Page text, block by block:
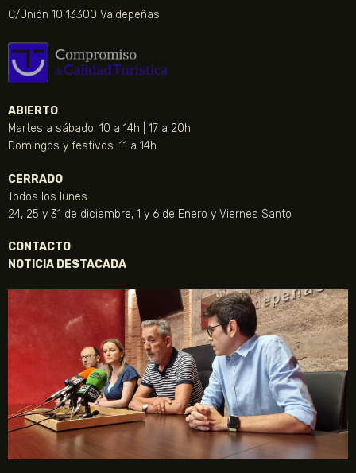
C/Unión 10 13300 Valdepeñas
ABIERTO
Martes a sábado: 10 a 14h | 17 a 20h
Domingos y festivos: 11 a 14h
CERRADO
Todos los lunes
24, 25 y 31 de diciembre, 1 y 6 de Enero y Viernes Santo
CONTACTO
NOTICIA DESTACADA